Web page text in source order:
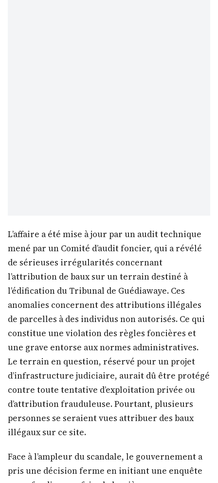
L’affaire a été mise à jour par un audit technique
mené par un Comité d’audit foncier, qui a révélé
de sérieuses irrégularités concernant
l’attribution de baux sur un terrain destiné à
l’édification du Tribunal de Guédiawaye. Ces
anomalies concernent des attributions illégales
de parcelles à des individus non autorisés. Ce qui
constitue une violation des règles foncières et
une grave entorse aux normes administratives.
Le terrain en question, réservé pour un projet
d’infrastructure judiciaire, aurait dû être protégé
contre toute tentative d’exploitation privée ou
d’attribution frauduleuse. Pourtant, plusieurs
personnes se seraient vues attribuer des baux
illégaux sur ce site.
Face à l’ampleur du scandale, le gouvernement a
pris une décision ferme en initiant une enquête